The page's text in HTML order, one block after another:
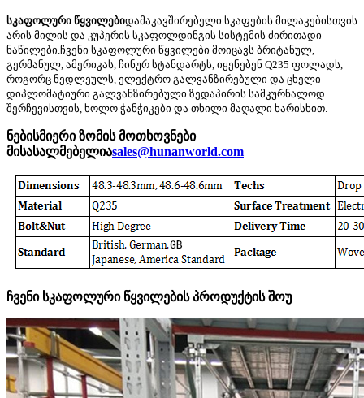
სკაფოლური წყვილებიდამაკავშირებელი სკაფების მილაკებისთვის
არის მილის და კუპერის სკაფოლდინგის სისტემის ძირითადი
ნაწილები. ჩვენი სკაფოლური წყვილები მოიცავს ბრიტანულ,
გერმანულ, ამერიკას, ჩინურ სტანდარტს, იყენებენ Q235 ფოლადს,
როგორც ნედლეულს, ელექტრო გალვანზირებული და ცხელი
დიპლომატიური გალვანზირებული ზედაპირის სამკურნალოდ
შერჩევისთვის, ხოლო ჭანჭიკები და თხილი მაღალი ხარისხით.
ნებისმიერი ზომის მოთხოვნები
მისასალმებელიაsales@hunanworld.com
ჩვენი სკაფოლური წყვილების პროდუქტის შოუ